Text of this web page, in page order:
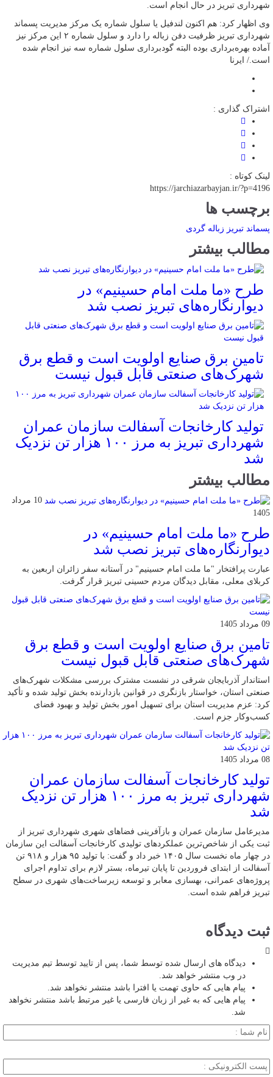
شهرداری تبریز در حال انجام است.
وی اظهار کرد: هم اکنون لندفیل یا سلول شماره یک مرکز مدیریت پسماند
شهرداری تبریز ظرفیت دفن زباله را دارد و سلول شماره ۲ این مرکز نیز
آماده بهره‌برداری بوده البته گودبرداری سلول شماره سه نیز انجام شده
است./ ایرنا
اشتراک گذاری :
لینک کوتاه :
https://jarchiazarbayjan.ir/?p=4196
برچسب ها
پسماند تبریز زباله گردی
مطالب بیشتر
طرح «ما ملت امام حسینیم» در
دیوارنگاره‌های تبریز نصب شد
تامین برق صنایع اولویت است و قطع برق
شهرک‌های صنعتی قابل قبول نیست
تولید کارخانجات آسفالت سازمان عمران
شهرداری تبریز به مرز ۱۰۰ هزار تن نزدیک
شد
مطالب بیشتر
10 مرداد
1405
طرح «ما ملت امام حسینیم» در
دیوارنگاره‌های تبریز نصب شد
عبارت پرافتخار "ما ملت امام حسینیم" در آستانه سفر زائران اربعین به
کربلای معلی، مقابل دیدگان مردم حسینی تبریز قرار گرفت.
09 مرداد 1405
تامین برق صنایع اولویت است و قطع برق
شهرک‌های صنعتی قابل قبول نیست
استاندار آذربایجان شرقی در نشست مشترک بررسی مشکلات شهرک‌های
صنعتی استان، خواستار بازنگری در قوانین بازدارنده بخش تولید شده و تأکید
کرد: عزم مدیریت استان برای تسهیل امور بخش تولید و بهبود فضای
کسب‌وکار جزم است.
08 مرداد 1405
تولید کارخانجات آسفالت سازمان عمران
شهرداری تبریز به مرز ۱۰۰ هزار تن نزدیک
شد
مدیرعامل سازمان عمران و بازآفرینی فضاهای شهری شهرداری تبریز از
ثبت یکی از شاخص‌ترین عملکردهای تولیدی کارخانجات آسفالت این سازمان
در چهار ماه نخست سال ۱۴۰۵ خبر داد و گفت: با تولید ۹۵ هزار و ۹۱۸ تن
آسفالت از ابتدای فروردین تا پایان تیرماه، بستر لازم برای تداوم اجرای
پروژه‌های عمرانی، بهسازی معابر و توسعه زیرساخت‌های شهری در سطح
تبریز فراهم شده است.
ثبت دیدگاه
دیدگاه های ارسال شده توسط شما، پس از تایید توسط تیم مدیریت
در وب منتشر خواهد شد.
پیام هایی که حاوی تهمت یا افترا باشد منتشر نخواهد شد.
پیام هایی که به غیر از زبان فارسی یا غیر مرتبط باشد منتشر نخواهد
شد.